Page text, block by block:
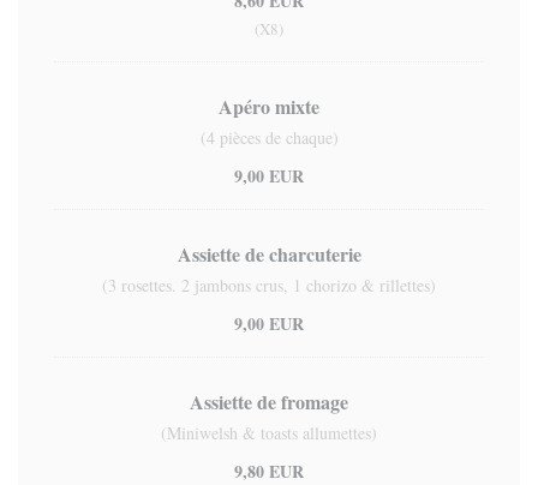
(x8)
Apéro mixte
(4 pièces de chaque)
9,00 EUR
Assiette de charcuterie
(3 rosettes. 2 jambons crus, 1 chorizo & rillettes)
9,00 EUR
Assiette de fromage
(Miniwelsh & toasts allumettes)
9,80 EUR